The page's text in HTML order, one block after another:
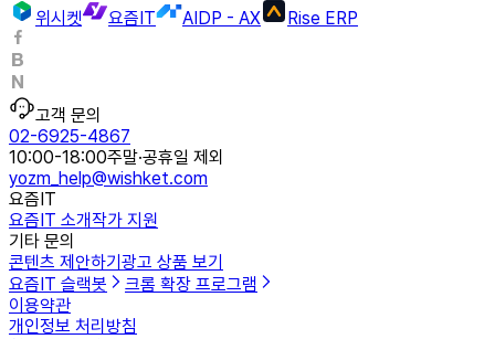
위시켓
요즘IT AIDP - AX Rise ERP
고객 문의
02-6925-4867
10:00-18:00주말·공휴일 제외
yozm_help@wishket.com
요즘IT
요즘IT 소개작가 지원
기타 문의
콘텐츠 제안하기 광고 상품 보기
요즘IT 슬랙봇
크롬 확장 프로그램
이용약관
개인정보 처리방침